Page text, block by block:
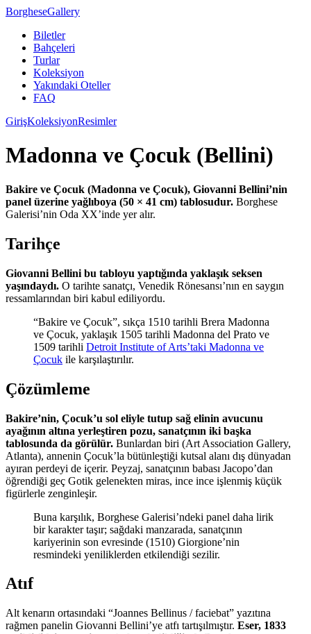
BorgheseGallery
Biletler
Bahçeleri
Turlar
Koleksiyon
Yakındaki Oteller
FAQ
GirişKoleksiyonResimler
Madonna ve Çocuk (Bellini)
Bakire ve Çocuk (Madonna ve Çocuk), Giovanni Bellini’nin
panel üzerine yağlıboya (50 × 41 cm) tablosudur. Borghese
Galerisi’nin Oda XX’inde yer alır.
Tarihçe
Giovanni Bellini bu tabloyu yaptığında yaklaşık seksen
yaşındaydı. O tarihte sanatçı, Venedik Rönesansı’nın en saygın
ressamlarından biri kabul ediliyordu.
“Bakire ve Çocuk”, sıkça 1510 tarihli Brera Madonna
ve Çocuk, yaklaşık 1505 tarihli Madonna del Prato ve
1509 tarihli Detroit Institute of Arts’taki Madonna ve
Çocuk ile karşılaştırılır.
Çözümleme
Bakire’nin, Çocuk’u sol eliyle tutup sağ elinin avucunu
ayağının altına yerleştiren pozu, sanatçının iki başka
tablosunda da görülür. Bunlardan biri (Art Association Gallery,
Atlanta), annenin Çocuk’la bütünleştiği kutsal alanı dış dünyadan
ayıran perdeyi de içerir. Peyzaj, sanatçının babası Jacopo’dan
öğrendiği geç Gotik gelenekten miras, ince ince işlenmiş küçük
figürlerle zenginleşir.
Buna karşılık, Borghese Galerisi’ndeki panel daha lirik
bir karakter taşır; sağdaki manzarada, sanatçının
kariyerinin son evresinde (1510) Giorgione’nin
resmindeki yeniliklerden etkilendiği sezilir.
Atıf
Alt kenarın ortasındaki “Joannes Bellinus / faciebat” yazıtına
rağmen panelin Giovanni Bellini’ye atfı tartışılmıştır. Eser, 1833